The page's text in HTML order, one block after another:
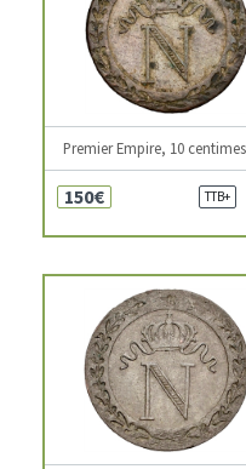
Premier Empire, 10
150€ TTB+